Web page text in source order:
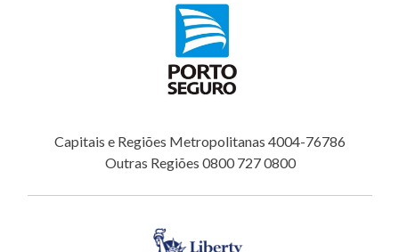
Capitais e Regiões Metropolitanas 4004-76786
Outras Regiões 0800 727 0800